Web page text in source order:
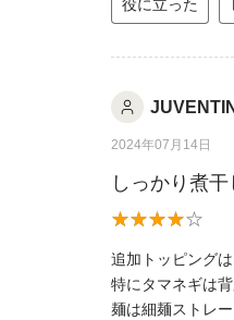
役に立った
2024年07月14日
しっかり煮干
追加トッピング
特にタマネギは
麺は細麺ストレ